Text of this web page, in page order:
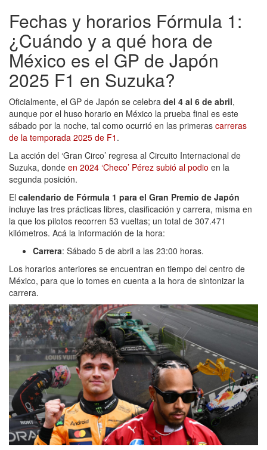
Fechas y horarios Fórmula 1:
¿Cuándo y a qué hora de
México es el GP de Japón
2025 F1 en Suzuka?
Oficialmente, el GP de Japón se celebra del 4 al 6 de abril,
aunque por el huso horario en México la prueba final es este
sábado por la noche, tal como ocurrió en las primeras carreras
de la temporada 2025 de F1 .
La acción del ‘Gran Circo’ regresa al Circuito Internacional de
Suzuka, donde en 2024 ‘Checo’ Pérez subió al podio en la
segunda posición.
El calendario de Fórmula 1 para el Gran Premio de Japón
incluye las tres prácticas libres, clasificación y carrera, misma en
la que los pilotos recorren 53 vueltas; un total de 307.471
kilómetros. Acá la información de la hora:
Carrera: Sábado 5 de abril a las 23:00 horas.
Los horarios anteriores se encuentran en tiempo del centro de
México, para que lo tomes en cuenta a la hora de sintonizar la
carrera.